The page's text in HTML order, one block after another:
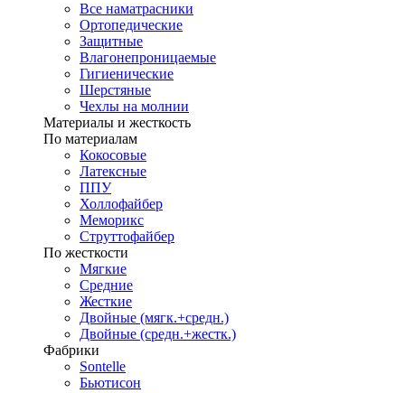
Все наматрасники
Ортопедические
Защитные
Влагонепроницаемые
Гигиенические
Шерстяные
Чехлы на молнии
Материалы и жесткость
По материалам
Кокосовые
Латексные
ППУ
Холлофайбер
Меморикс
Струттофайбер
По жесткости
Мягкие
Средние
Жесткие
Двойные (мягк.+средн.)
Двойные (средн.+жестк.)
Фабрики
Sontelle
Бьютисон